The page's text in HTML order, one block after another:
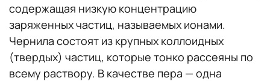
содержащая низкую концентрацию
заряженных частиц, называемых ионами.
Чернила состоят из крупных коллоидных
(твердых) частиц, которые тонко рассеяны по
всему раствору. В качестве пера — одна